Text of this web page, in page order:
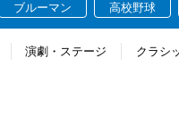
ブルーマン 高校野球
演劇・ステージ クラシ